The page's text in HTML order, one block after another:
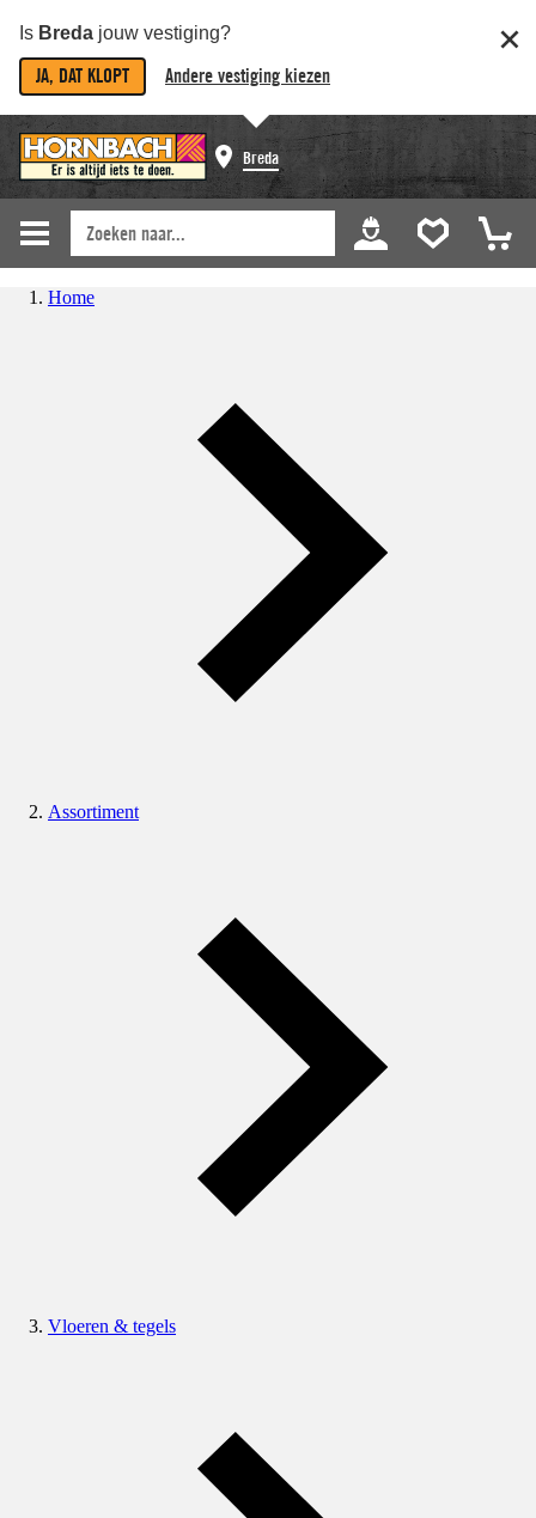
Is Breda jouw vestiging?
JA, DAT KLOPT Andere vestiging kiezen
Breda
Home
Assortiment
Vloeren & tegels